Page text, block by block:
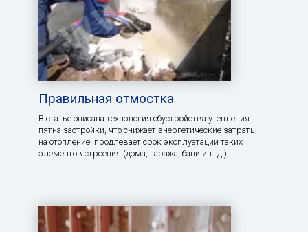
Правильная отмостка
В статье описана технология обустройства утепления
пятна застройки, что снижает энергетические затраты
на отопление, продлевает срок эксплуатации таких
элементов строения (дома, гаража, бани и т. д.),